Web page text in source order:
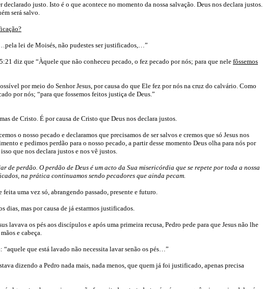
justo. Isto é o que acontece no momento da nossa salvação. Deus nos declara justos.
será salvo.
pela lei de Moisés, não pudestes ser justificados,…”
diz que “Àquele que não conheceu pecado, o fez pecado por nós; para que nele fôssemos
por meio do Senhor Jesus, por causa do que Ele fez por nós na cruz do calvário. Como
por nós; “para que fossemos feitos justiça de Deus.”
de Cristo. É por causa de Cristo que Deus nos declara justos.
o nosso pecado e declaramos que precisamos de ser salvos e cremos que só Jesus nos
e pedimos perdão para o nosso pecado, a partir desse momento Deus olha para nós por
que nos declara justos e nos vê justos.
de perdão. O perdão de Deus é um acto da Sua misericórdia que se repete por toda a nossa
na prática continuamos sendo pecadores que ainda pecam.
uma vez só, abrangendo passado, presente e futuro.
dias, mas por causa de já estarmos justificados.
lavava os pés aos discípulos e após uma primeira recusa, Pedro pede para que Jesus não lhe
e cabeça.
“aquele que está lavado não necessita lavar senão os pés…”
dizendo a Pedro nada mais, nada menos, que quem já foi justificado, apenas precisa